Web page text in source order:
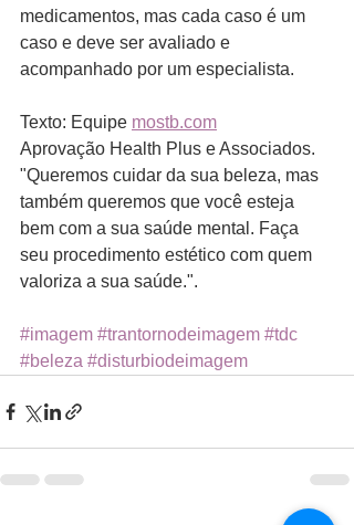
medicamentos, mas cada caso é um
caso e deve ser avaliado e
acompanhado por um especialista.
Texto: Equipe mostb.com
Aprovação Health Plus e Associados.
"Queremos cuidar da sua beleza, mas
também queremos que você esteja
bem com a sua saúde mental. Faça
seu procedimento estético com quem
valoriza a sua saúde.".
#imagem #trantornodeimagem #tdc
#beleza #disturbiodeimagem